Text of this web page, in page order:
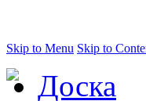
Skip to Menu Skip to
Доска